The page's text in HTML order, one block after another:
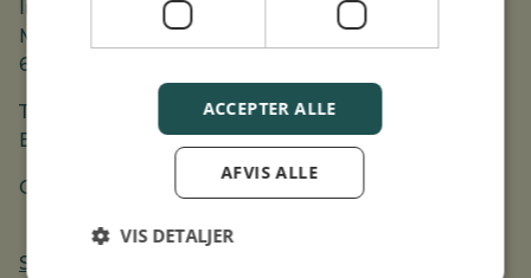
Informationsfond
Merkurvej 7
6000 Kolding
T:
E:
mail@informationsfond.dk
CVR: 75506228
Samarbejdspartnere
ACCEPTER ALLE
AFVIS ALLE
VIS DETALJER